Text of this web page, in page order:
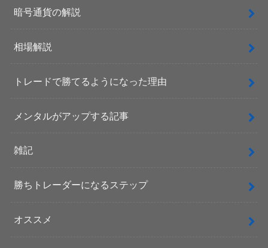
暗号通貨の解説
相場解説
トレードで勝てるようになった理由
メンタルがアップする記事
雑記
勝ちトレーダーになるステップ
オススメ